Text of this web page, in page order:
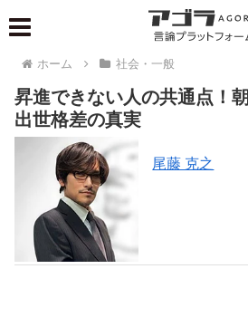
ホーム 社会・一般
昇進できない人の共通点！
出世格差の真実
尾藤 克之